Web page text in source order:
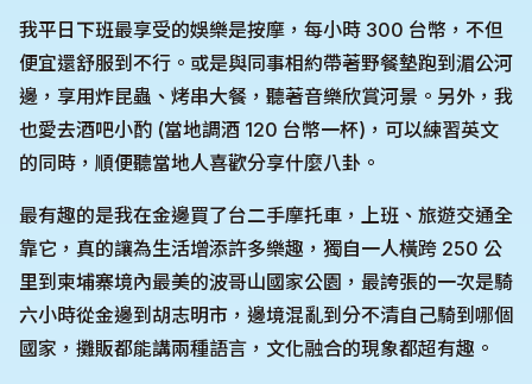
我平日下班最享受的娛樂是按摩，每小時 300 台幣，不但
便宜還舒服到不行。或是與同事相約帶著野餐墊跑到湄公河
邊，享用炸昆蟲、烤串大餐，聽著音樂欣賞河景。另外，我
也愛去酒吧小酌 (當地調酒 120 台幣一杯)，可以練習英文
的同時，順便聽當地人喜歡分享什麼八卦。
最有趣的是我在金邊買了台二手摩托車，上班、旅遊交通全
靠它，真的讓為生活增添許多樂趣，獨自一人橫跨 250 公
里到柬埔寨境內最美的波哥山國家公園，最誇張的一次是騎
六小時從金邊到胡志明市，邊境混亂到分不清自己騎到哪個
國家，攤販都能講兩種語言，文化融合的現象都超有趣。